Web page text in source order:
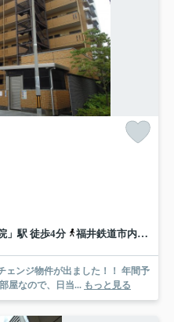
」駅 徒歩4分
福井鉄道市内軌道線「田原町」駅 徒歩11分
ェンジ物件が出ました！！ 年間予
屋なので、日当... もっと見る